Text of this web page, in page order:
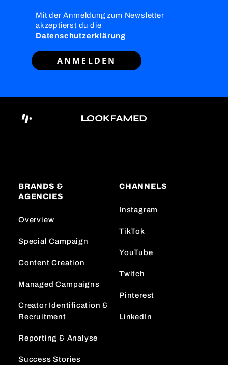
Mit der Anmeldung zum Newsletter
akzeptierst du die
Datenschutzerklärung
ANMELDEN
BRANDS &
AGENCIES
Overview
Special Campaign
Content Creation
Managed Campaigns
Creator Identification &
Recruitment
Reporting & Analyse
Success Stories
CHANNELS
Instagram
TikTok
YouTube
Twitch
Pinterest
LinkedIn